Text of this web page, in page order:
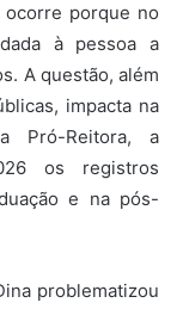
porque no
à pessoa a
A questão, além
impacta na
Pró-Reitora, a
os registros
e na pós-
problematizou